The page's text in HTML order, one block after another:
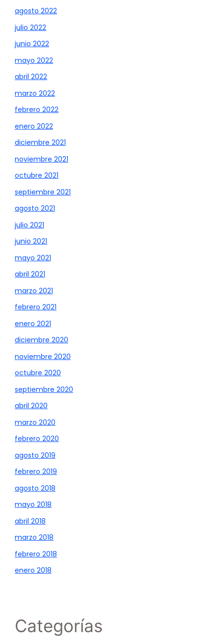
agosto 2022
julio 2022
junio 2022
mayo 2022
abril 2022
marzo 2022
febrero 2022
enero 2022
diciembre 2021
noviembre 2021
octubre 2021
septiembre 2021
agosto 2021
julio 2021
junio 2021
mayo 2021
abril 2021
marzo 2021
febrero 2021
enero 2021
diciembre 2020
noviembre 2020
octubre 2020
septiembre 2020
abril 2020
marzo 2020
febrero 2020
agosto 2019
febrero 2019
agosto 2018
mayo 2018
abril 2018
marzo 2018
febrero 2018
enero 2018
Categorías